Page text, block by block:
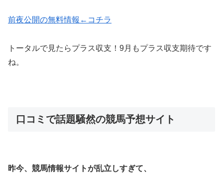
前夜公開の無料情報←コチラ
トータルで見たらプラス収支！9月もプラス収支期待です
ね。
口コミで話題騒然の競馬予想サイト
昨今、競馬情報サイトが乱立しすぎて、